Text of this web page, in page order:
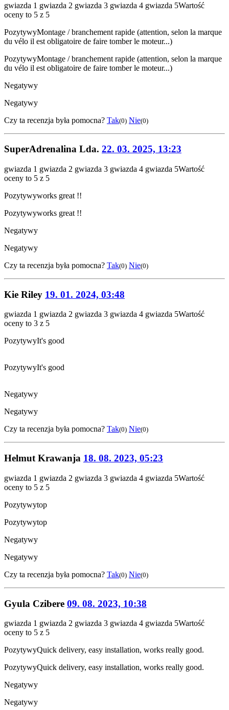
gwiazda 1 gwiazda 2 gwiazda 3 gwiazda 4 gwiazda 5Wartość
oceny to 5 z 5
PozytywyMontage / branchement rapide (attention, selon la marque
du vélo il est obligatoire de faire tomber le moteur...)
PozytywyMontage / branchement rapide (attention, selon la marque
du vélo il est obligatoire de faire tomber le moteur...)
Negatywy
Negatywy
Czy ta recenzja była pomocna? Tak(0) Nie(0)
SuperAdrenalina Lda. 22. 03. 2025, 13:23
gwiazda 1 gwiazda 2 gwiazda 3 gwiazda 4 gwiazda 5Wartość
oceny to 5 z 5
Pozytywyworks great !!
Pozytywyworks great !!
Negatywy
Negatywy
Czy ta recenzja była pomocna? Tak(0) Nie(0)
Kie Riley 19. 01. 2024, 03:48
gwiazda 1 gwiazda 2 gwiazda 3 gwiazda 4 gwiazda 5Wartość
oceny to 3 z 5
PozytywyIt's good
PozytywyIt's good
Negatywy
Negatywy
Czy ta recenzja była pomocna? Tak(0) Nie(0)
Helmut Krawanja 18. 08. 2023, 05:23
gwiazda 1 gwiazda 2 gwiazda 3 gwiazda 4 gwiazda 5Wartość
oceny to 5 z 5
Pozytywytop
Pozytywytop
Negatywy
Negatywy
Czy ta recenzja była pomocna? Tak(0) Nie(0)
Gyula Czibere 09. 08. 2023, 10:38
gwiazda 1 gwiazda 2 gwiazda 3 gwiazda 4 gwiazda 5Wartość
oceny to 5 z 5
PozytywyQuick delivery, easy installation, works really good.
PozytywyQuick delivery, easy installation, works really good.
Negatywy
Negatywy